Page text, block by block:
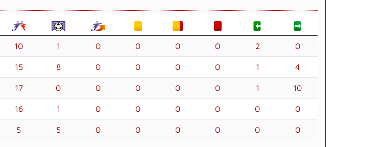
10 1 0 0 0 0 2 0
15 8 0 0 0 0 1 4
17 0 0 0 0 0 1 10
16 1 0 0 0 0 0 0
5 5 0 0 0 0 0 0